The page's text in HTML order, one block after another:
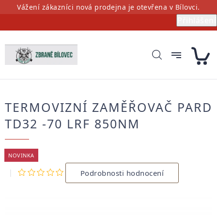
PřejítVážení zákazníci nová prodejna je otevřena v Bílovci.
TERMOVIZNÍ ZAMĚŘOVAČ PARD
TD32 -70 LRF 850NM
NOVINKA
Průměrné
hodnocení
produktu
Podrobnosti hodnocení